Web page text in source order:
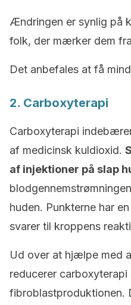
Ændringen er synlig på
folk, der mærker dem
Det anbefales at få
2. Carboxyterapi
Carboxyterapi
af medicinsk kuldioxid.
af injektioner på slap
huden. Punkterne har
svarer til kroppens
Ud over at hjælpe med
reducerer
fibroblastproduktionen.